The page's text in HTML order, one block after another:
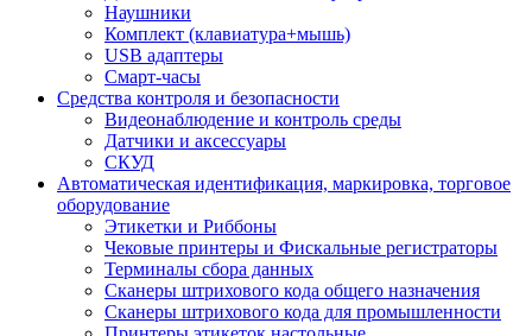
Наушники
Комплект (клавиатура+мышь)
USB адаптеры
Смарт-часы
Средства контроля и безопасности
Видеонаблюдение и контроль среды
Датчики и аксессуары
СКУД
Автоматическая идентификация, маркировка, торговое
оборудование
Этикетки и Риббоны
Чековые принтеры и Фискальные регистраторы
Терминалы сбора данных
Сканеры штрихового кода общего назначения
Сканеры штрихового кода для промышленности